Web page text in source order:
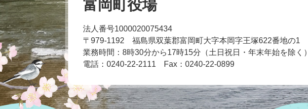
富岡町役場
法人番号1000020075434
〒979-1192 福島県双葉郡富岡町大字本岡字王塚622番地の1
業務時間：8時30分から17時15分（土日祝日・年末年始を除く）
電話：0240-22-2111
Fax：0240-22-0899